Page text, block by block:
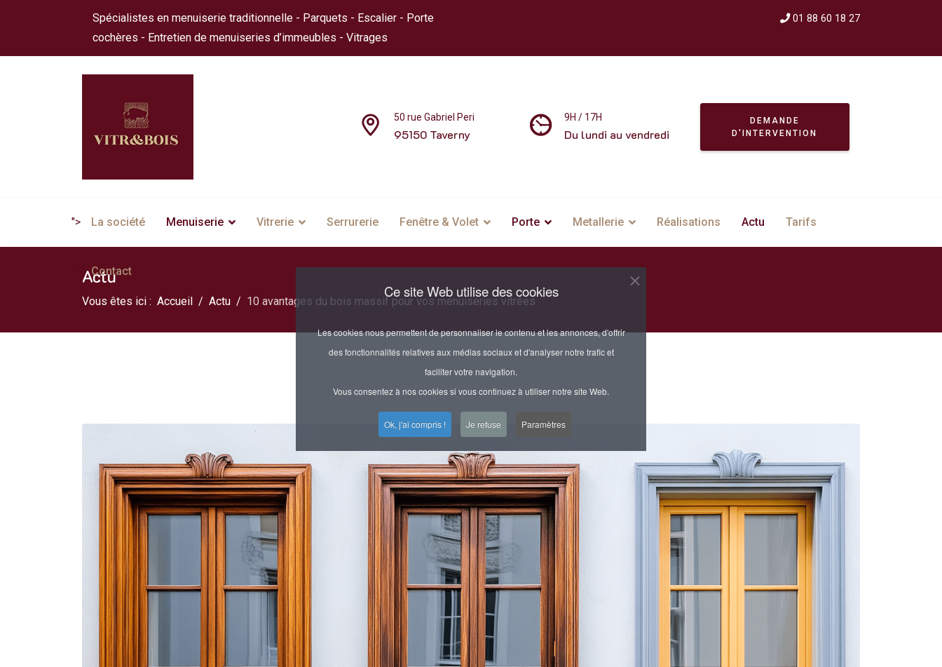
Spécialistes en menuiserie traditionnelle - Parquets - Escalier - Porte
cochères - Entretien de menuiseries d’immeubles - Vitrages
01 88 60 18 27
50 rue Gabriel Peri
95150 Taverny
9H / 17H
Du lundi au vendredi
DEMANDE
D'INTERVENTION
"> La société Menuiserie Vitrerie Serrurerie Fenêtre & Volet Porte Metallerie Réalisations Actu Tarifs
Contact
Actu
Vous êtes ici : Accueil Actu 10 avantages du bois massif pour vos menuiseries vitrées
Ce site Web utilise des cookies
Les cookies nous permettent de personnaliser le contenu et les annonces, d'offrir
des fonctionnalités relatives aux médias sociaux et d'analyser notre trafic et
faciliter votre navigation.
Vous consentez à nos cookies si vous continuez à utiliser notre site Web.
Ok, j'ai compris ! Je refuse Paramètres